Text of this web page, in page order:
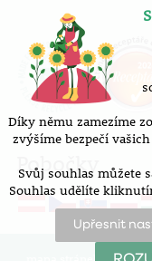
Pobočky
Díky němu zamezíme
zvýšíme bezpečí
Svůj souhlas můžete
Souhlas udělíte
Upřesnit